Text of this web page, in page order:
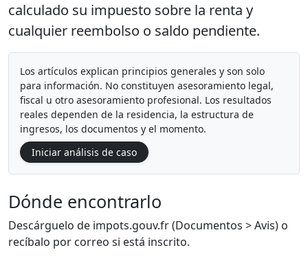
calculado su impuesto sobre la renta y
cualquier reembolso o saldo pendiente.
Los artículos explican principios generales y son solo
para información. No constituyen asesoramiento legal,
fiscal u otro asesoramiento profesional. Los resultados
reales dependen de la residencia, la estructura de
ingresos, los documentos y el momento.
Iniciar análisis de caso
Dónde encontrarlo
Descárguelo de impots.gouv.fr (Documentos > Avis) o
recíbalo por correo si está inscrito.